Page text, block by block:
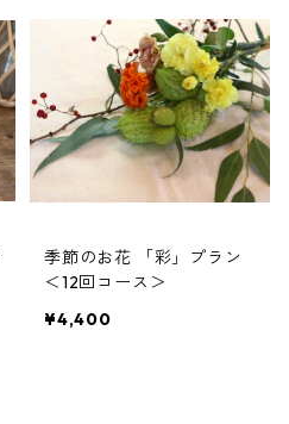
季節のお花 「彩」プラン
＜12回コース＞
¥4,400